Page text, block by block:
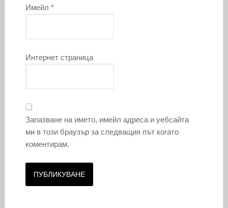
Имейл *
Интернет страница
Запазване на името, имейл адреса и уебсайта
ми в този браузър за следващия път когато
коментирам.